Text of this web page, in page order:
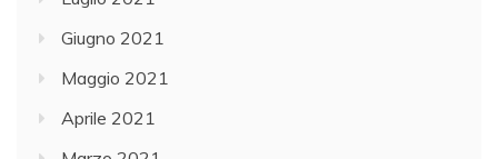
Giugno 2021
Maggio 2021
Aprile 2021